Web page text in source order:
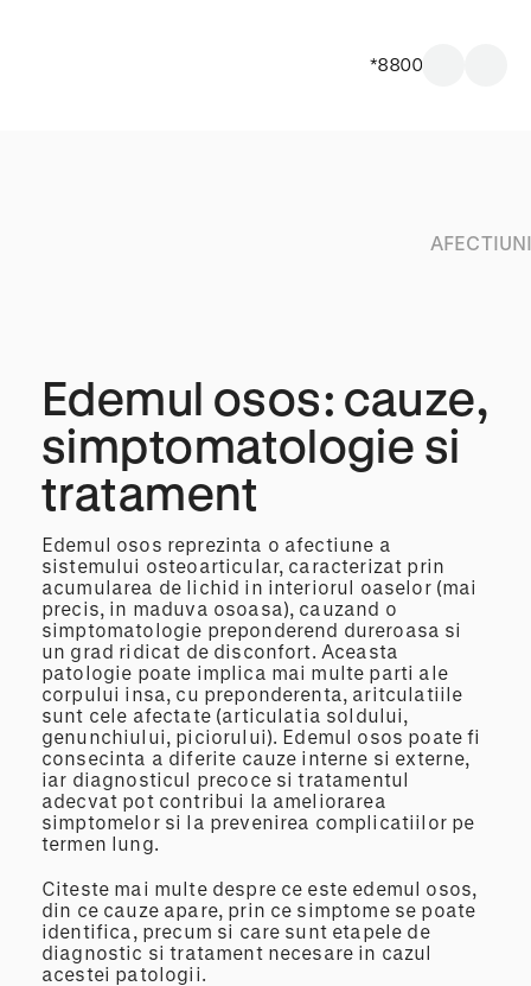
*8800
Edemul osos: cauze,
simptomatologie si
tratament
Edemul osos reprezinta o afectiune a
sistemului osteoarticular, caracterizat prin
acumularea de lichid in interiorul oaselor (mai
precis, in maduva osoasa), cauzand o
simptomatologie preponderend dureroasa si
un grad ridicat de disconfort. Aceasta
patologie poate implica mai multe parti ale
corpului insa, cu preponderenta, aritculatiile
sunt cele afectate (articulatia soldului,
genunchiului, piciorului). Edemul osos poate fi
consecinta a diferite cauze interne si externe,
iar diagnosticul precoce si tratamentul
adecvat pot contribui la ameliorarea
simptomelor si la prevenirea complicatiilor pe
termen lung.
Citeste mai multe despre ce este edemul osos,
din ce cauze apare, prin ce simptome se poate
identifica, precum si care sunt etapele de
diagnostic si tratament necesare in cazul
acestei patologii.